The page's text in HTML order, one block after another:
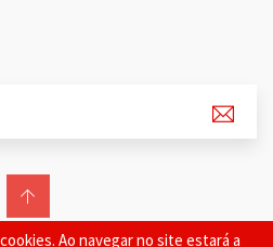
Ao navegar no site estará a
os direitos reservados.